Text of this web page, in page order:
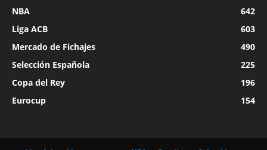
NBA
642
Liga ACB
603
Mercado de Fichajes
490
Selección Española
225
Copa del Rey
196
Eurocup
154